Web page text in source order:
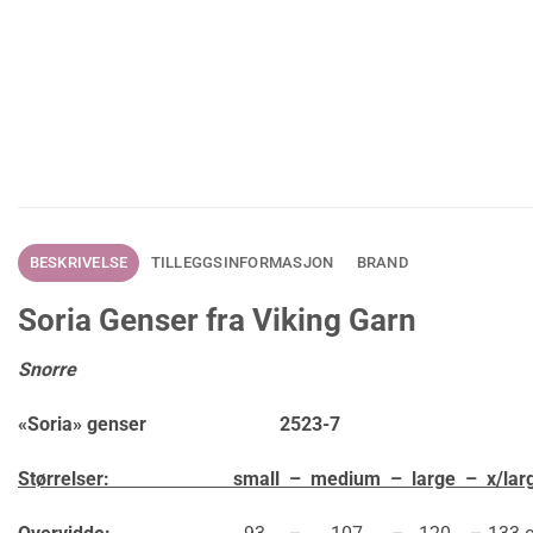
BESKRIVELSE TILLEGGSINFORMASJON BRAND
Soria Genser fra Viking Garn
Snorre
«Soria» genser 2523-7
Størrelser: small – medium – large – x/